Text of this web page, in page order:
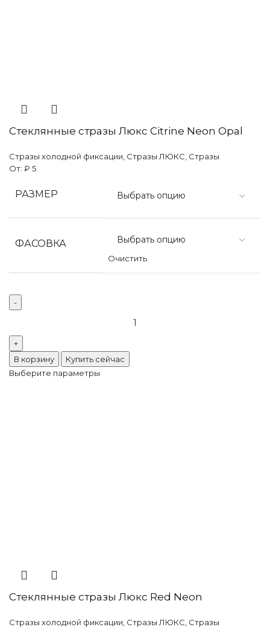
Стеклянные стразы Люкс Citrine Neon Opal
Стразы холодной фиксации Стразы ЛЮКС Стразы
От: ₽ 5
РАЗМЕР
ФАСОВКА
Очистить
В корзину
Купить сейчас
Выберите параметры
Стеклянные стразы Люкс Red Neon
Стразы холодной фиксации Стразы ЛЮКС Стразы